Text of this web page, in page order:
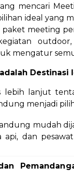
mencari
ideal yang
meeting
mengatur
Destinasi
lebih lanjut
menjadi
mudah
api, dan